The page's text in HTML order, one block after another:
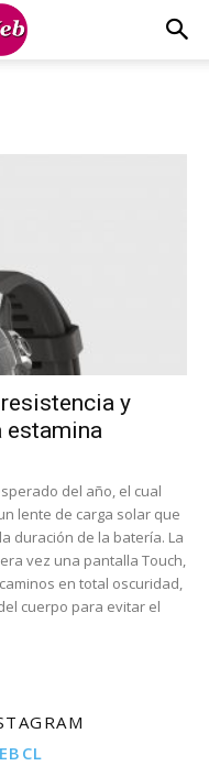
y
estamina
del año, el cual
lente de carga solar que
duración de la batería. La
vez una pantalla Touch,
en total oscuridad,
cuerpo para evitar el